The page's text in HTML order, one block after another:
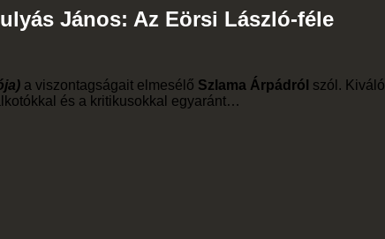
János: Az Eörsi László-féle
a viszontagságait elmesélő Szlama Árpádról szól. Kiváló
és a kritikusokkal egyaránt…